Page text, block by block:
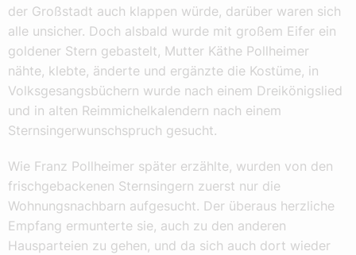
der Großstadt auch klappen würde, darüber waren sich
alle unsicher. Doch alsbald wurde mit großem Eifer ein
goldener Stern gebastelt, Mutter Käthe Pollheimer
nähte, klebte, änderte und ergänzte die Kostüme, in
Volksgesangsbüchern wurde nach einem Dreikönigslied
und in alten Reimmichelkalendern nach einem
Sternsingerwunschspruch gesucht.
Wie Franz Pollheimer später erzählte, wurden von den
frischgebackenen Sternsingern zuerst nur die
Wohnungsnachbarn aufgesucht. Der überaus herzliche
Empfang ermunterte sie, auch zu den anderen
Hausparteien zu gehen, und da sich auch dort wieder